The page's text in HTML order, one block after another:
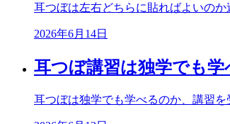
耳つぼは左右どちらに貼ればよいの
2026年6月14日
耳つぼ講習は独学でも
耳つぼは独学でも学べるのか、講習